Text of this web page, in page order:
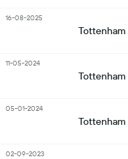
Tottenham
16-08-2025
Tottenham
11-05-2024
Tottenham
05-01-2024
02-09-2023